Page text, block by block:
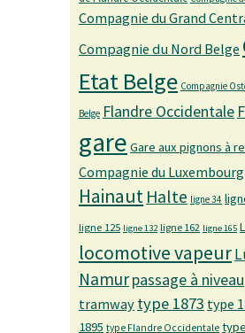
Compagnie du Grand
Compagnie du Nord Belge
Etat Belge Compagnie
Belge Flandre Occidentale
gare Gare aux pignons à
Compagnie du Luxembourg
Hainaut Halte ligne 34
ligne 125 ligne 132 ligne 162 ligne 165
locomotive vapeur
Namurpassage à niveau
tramway type 1873 type
1895 type Flandre Occidentale